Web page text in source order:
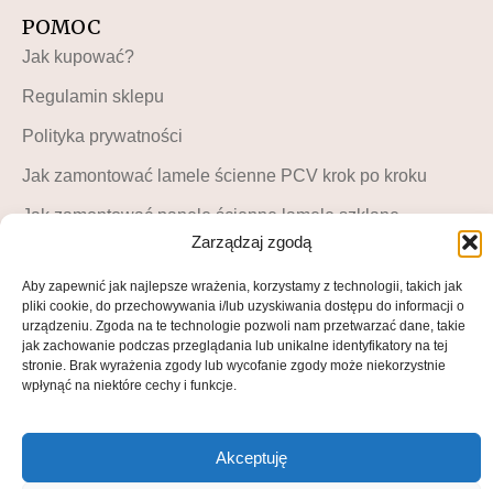
Zarządzaj zgodą
Aby zapewnić jak najlepsze wrażenia, korzystamy z technologii, takich jak
pliki cookie, do przechowywania i/lub uzyskiwania dostępu do informacji o
urządzeniu. Zgoda na te technologie pozwoli nam przetwarzać dane, takie
jak zachowanie podczas przeglądania lub unikalne identyfikatory na tej
stronie. Brak wyrażenia zgody lub wycofanie zgody może niekorzystnie
wpłynąć na niektóre cechy i funkcje.
Akceptuję
POMOC
Jak kupować?
Regulamin sklepu
Polityka prywatności
Jak zamontować lamele ścienne PCV krok po kroku
Jak zamontować panele ścienne lamele szklane –
instrukcja krok po kroku
MOJE KONTO
Moje konto
Blog LuckyDekor
Lista życzeń